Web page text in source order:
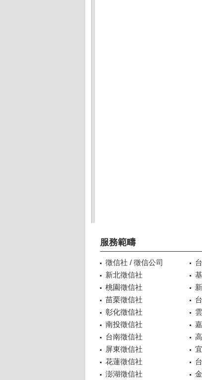
服務範疇
徵信社 / 徵信公司
新北徵信社
桃園徵信社
苗栗徵信社
彰化徵信社
南投徵信社
台南徵信社
屏東徵信社
花蓮徵信社
澎湖徵信社